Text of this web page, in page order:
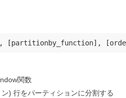
関数
) 行をパーティションに分割する